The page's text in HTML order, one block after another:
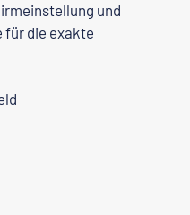
und
für die exakte